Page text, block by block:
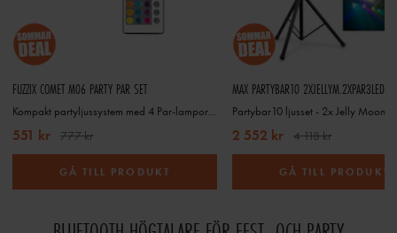
FUZZIX COMET M06 PARTY PAR SET
Kompakt partyljussystem med 4 Par-lampor och Jelly Ball-effekt
551 kr 777 kr
GÅ TILL PRODUKT
MAX PARTYBAR10 2XJELLYM.2XPAR3LED
2 552 kr 4 118 kr
GÅ TILL PRODUKT